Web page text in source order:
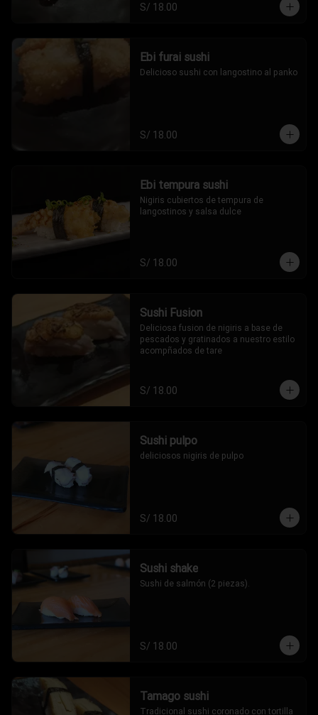
S/ 18.00
Ebi furai sushi
Delicioso sushi con langostino al panko
S/ 18.00
Ebi tempura sushi
Nigiris cubiertos de tempura de
langostinos y salsa dulce
S/ 18.00
Sushi Fusion
Deliciosa fusion de nigiris a base de
pescados y gratinados a nuestro estilo
acompñados de tare
S/ 18.00
Sushi pulpo
deliciosos nigiris de pulpo
S/ 18.00
Sushi shake
Sushi de salmón (2 piezas).
S/ 18.00
Tamago sushi
Tradicional sushi coronado con tortilla